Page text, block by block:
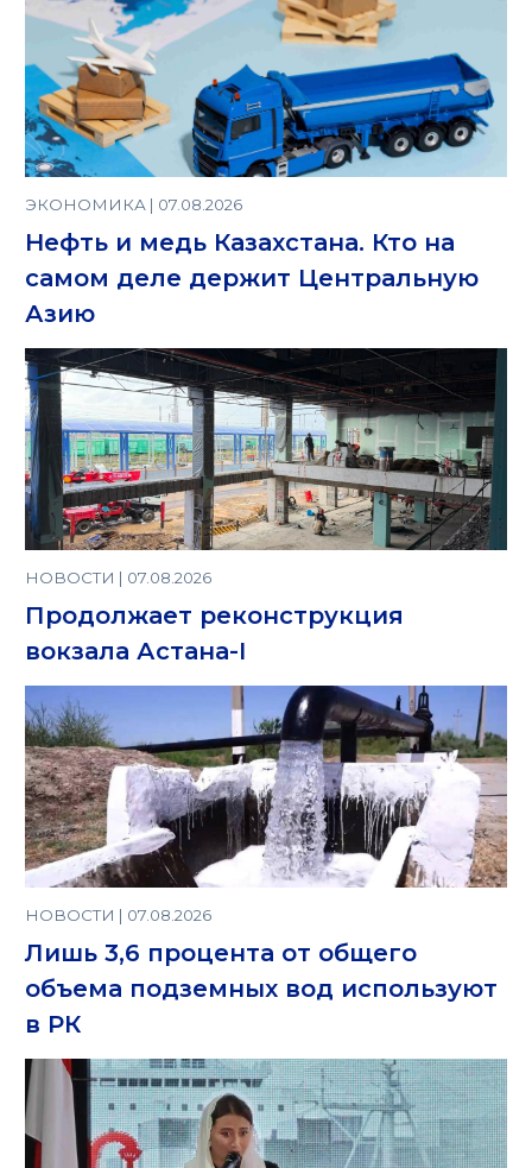
ЭКОНОМИКА | 07.08.2026
Нефть и медь Казахстана. Кто на
самом деле держит Центральную
Азию
НОВОСТИ | 07.08.2026
Продолжает реконструкция
вокзала Астана-I
НОВОСТИ | 07.08.2026
Лишь 3,6 процента от общего
объема подземных вод используют
в РК